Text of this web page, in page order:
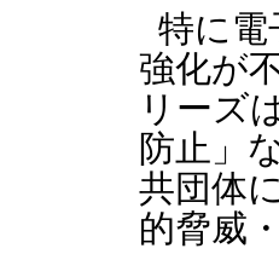
特に電
強化が
リーズ
防止」
共団体
的脅威